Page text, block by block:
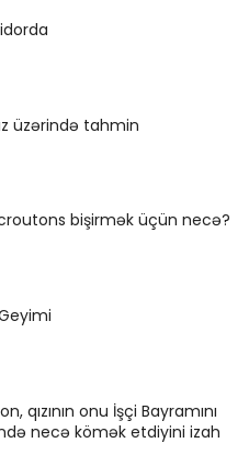
üzərində tahmin
bişirmək üçün necə?
qızının onu İşçi Bayramını
necə kömək etdiyini izah